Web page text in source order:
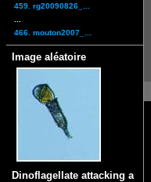
459. rg20090826_...
466. mouton2007_...
Image aléatoire
Dinoflagellate attacking a